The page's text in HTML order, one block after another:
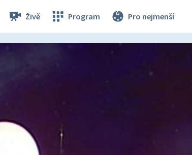
Živě Program Pro nejmenší